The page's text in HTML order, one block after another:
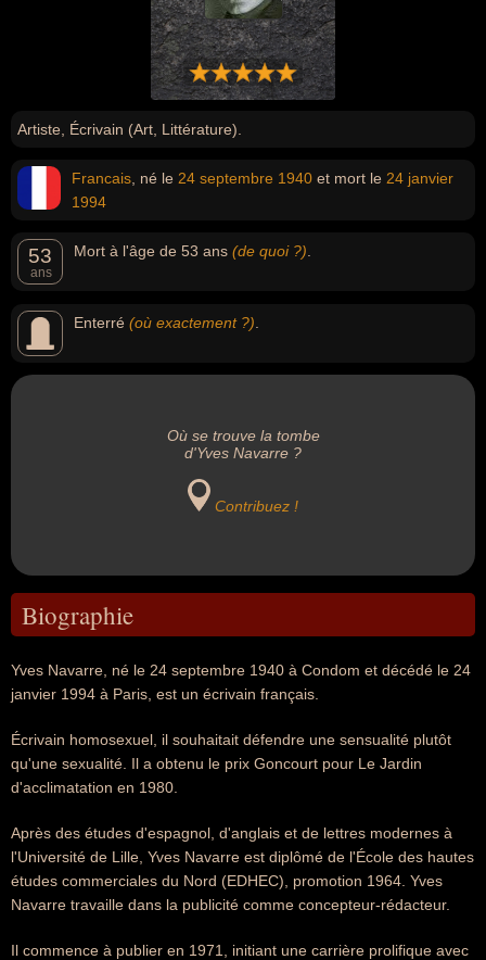
Artiste, Écrivain (Art, Littérature).
Francais , né le 24 septembre 1940 et mort le 24 janvier
1994
53
ans
Mort à l'âge de 53 ans (de quoi ?)
Enterré (où exactement ?)
Où se trouve la tombe
d'Yves Navarre ?
Contribuez !
Biographie
Yves Navarre, né le 24 septembre 1940 à Condom et décédé le 24
janvier 1994 à Paris, est un écrivain français.
Écrivain homosexuel, il souhaitait défendre une sensualité plutôt
qu'une sexualité. Il a obtenu le prix Goncourt pour Le Jardin
d'acclimatation en 1980.
Après des études d'espagnol, d'anglais et de lettres modernes à
l'Université de Lille, Yves Navarre est diplômé de l'École des hautes
études commerciales du Nord (EDHEC), promotion 1964. Yves
Navarre travaille dans la publicité comme concepteur-rédacteur.
Il commence à publier en 1971, initiant une carrière prolifique avec